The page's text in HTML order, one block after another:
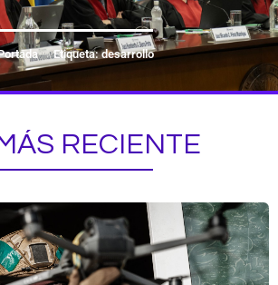
Etiqueta: desarrollo
RECIENTE